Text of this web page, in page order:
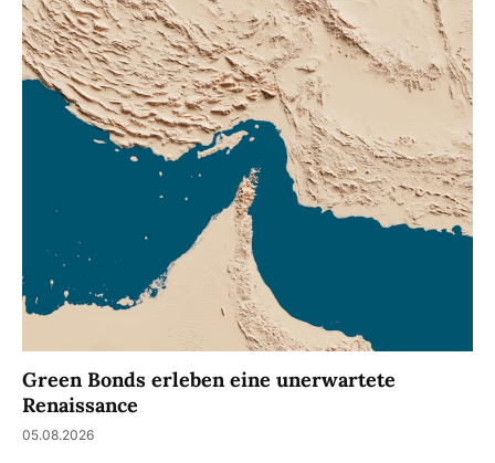
Green Bonds erleben eine unerwartete
Renaissance
05.08.2026